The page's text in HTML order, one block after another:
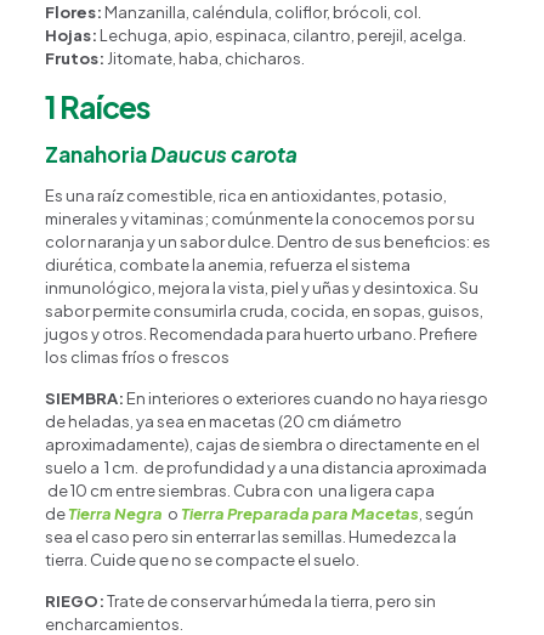
Flores: Manzanilla, caléndula, coliflor, brócoli, col.
Hojas: Lechuga, apio, espinaca, cilantro, perejil, acelga.
Frutos: Jitomate, haba, chicharos.
1 Raíces
ZanahoriaDaucus carota
Es una raíz comestible, rica en antioxidantes, potasio,
minerales y vitaminas; comúnmente la conocemos por su
color naranja y un sabor dulce. Dentro de sus beneficios: es
diurética, combate la anemia, refuerza el sistema
inmunológico, mejora la vista, piel y uñas y desintoxica. Su
sabor permite consumirla cruda, cocida, en sopas, guisos,
jugos y otros. Recomendada para huerto urbano. Prefiere
los climas fríos o frescos
SIEMBRA: En interiores o exteriores cuando no haya riesgo
de heladas, ya sea en macetas (20 cm diámetro
aproximadamente), cajas de siembra o directamente en el
suelo a 1 cm. de profundidad y a una distancia aproximada
de 10 cm entre siembras. Cubra con una ligera capa
deTierra Negra o Tierra Preparada para Macetas , según
sea el caso pero sin enterrar las semillas. Humedezca la
tierra. Cuide que no se compacte el suelo.
RIEGO:Trate de conservar húmeda la tierra, pero sin
encharcamientos.